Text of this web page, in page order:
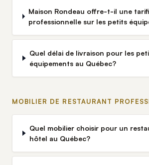
Maison Rondeau offre-t-il une
professionnelle sur les petits
Quel délai de livraison pour les
équipements au Québec?
MOBILIER DE RESTAURANT
Quel mobilier choisir pour un
hôtel au Québec?